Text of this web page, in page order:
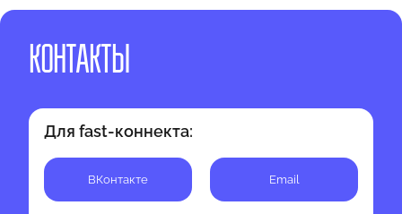
КОНТАКТЫ
Для fast-коннекта:
BКонтакте Email